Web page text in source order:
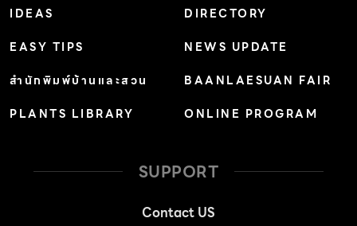
IDEAS
EASY TIPS
สำนักพิมพ์บ้านและสวน
PLANTS LIBRARY
DIRECTORY
NEWS UPDATE
BAANLAESUAN FAIR
ONLINE PROGRAM
SUPPORT
Contact US